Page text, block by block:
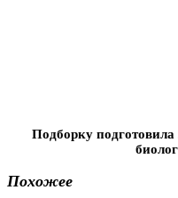
Подборку
Похожее